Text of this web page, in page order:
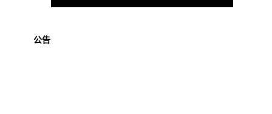
公告